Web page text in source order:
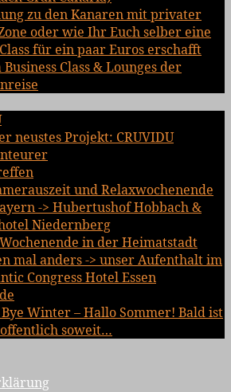
zu den Kanaren mit privater
oder wie Ihr Euch selber eine
für ein paar Euros erschafft
Class & Lounges der
neustes Projekt: CRUVIDU
und Relaxwochenende
-> Hubertushof Hobbach &
Niedernberg
in der Heimatstadt
mal anders -> unser Aufenthalt im
Congress Hotel Essen
Winter – Hallo Sommer! Bald ist
soweit…